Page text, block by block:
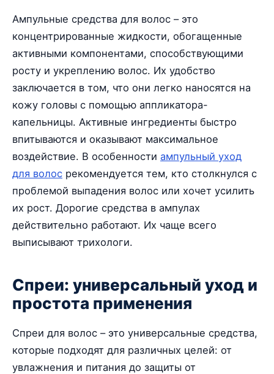
Ампульные средства для волос – это
концентрированные жидкости, обогащенные
активными компонентами, способствующими
росту и укреплению волос. Их удобство
заключается в том, что они легко наносятся на
кожу головы с помощью аппликатора-
капельницы. Активные ингредиенты быстро
впитываются и оказывают максимальное
воздействие. В особенности ампульный уход
для волос рекомендуется тем, кто столкнулся с
проблемой выпадения волос или хочет усилить
их рост. Дорогие средства в ампулах
действительно работают. Их чаще всего
выписывают трихологи.
Спреи: универсальный уход и
простота применения
Спреи для волос – это универсальные средства,
которые подходят для различных целей: от
увлажнения и питания до защиты от